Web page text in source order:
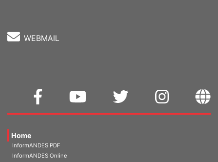
WEBMAIL
Home
InformANDES PDF
InformANDES Online